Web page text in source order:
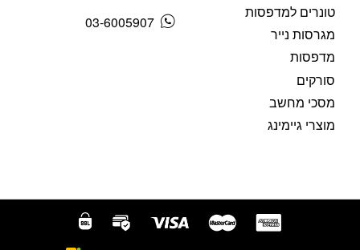
טונרים למדפסות
מגרסות נייר
מדפסות
סורקים
מסכי מחשב
מוצרי גיימינג
03-6005907